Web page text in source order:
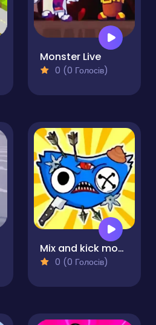
Monster Live
0 (0 Голосів)
Mix and kick monsters
0 (0 Голосів)